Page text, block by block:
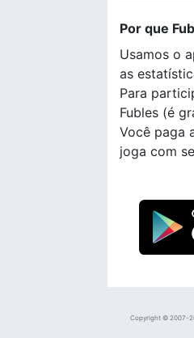
Por que
Usamos o
as
Para
Fubles (é
Você paga
joga com
Copyright © 2007-